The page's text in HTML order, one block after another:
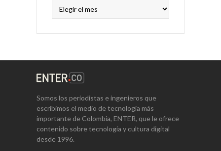
Somos los periodistas e ingenieros que
escribimos el medio de tecnología más
importante de Colombia, ENTER, que le ofrece
contenido sobre tecnología y cultura digital
desde 1996.